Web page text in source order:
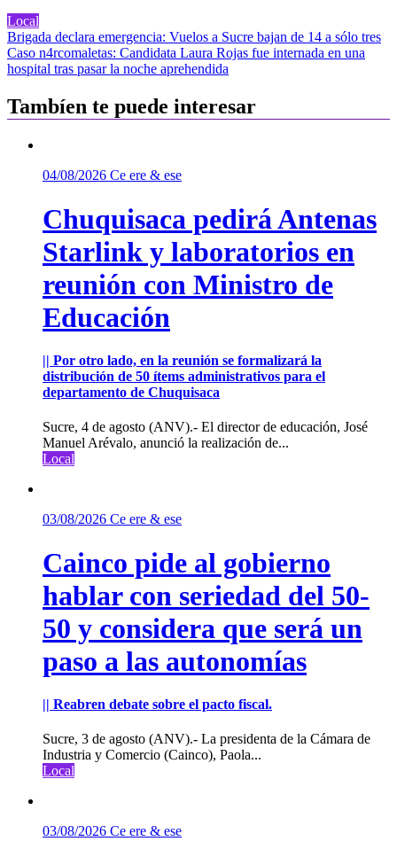
Local
Navegación
de
Brigada declara emergencia: Vuelos a Sucre bajan de 14 a sólo tres
Caso n4rcomaletas: Candidata Laura Rojas fue internada en una
hospital tras pasar la noche aprehendida
Tambíen te puede interesar
04/08/2026 Ce ere & ese
Chuquisaca pedirá Antenas
Starlink y laboratorios en
reunión con Ministro de
Educación
|| Por otro lado, en la reunión se formalizará la
distribución de 50 ítems administrativos para el
departamento de Chuquisaca
Sucre, 4 de agosto (ANV).- El director de educación, José
Manuel Arévalo, anunció la realización de...
Local
03/08/2026 Ce ere & ese
Cainco pide al gobierno
hablar con seriedad del 50-
50 y considera que será un
paso a las autonomías
|| Reabren debate sobre el pacto fiscal.
Sucre, 3 de agosto (ANV).- La presidenta de la Cámara de
Industria y Comercio (Cainco), Paola...
Local
03/08/2026 Ce ere & ese